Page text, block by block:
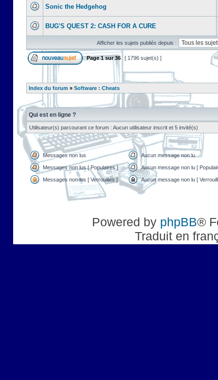
Sonic the Hedgehog
BUG'S QUEST 2: CASH FOR A CURE
Afficher les sujets publiés depuis :
Page1sur36 [ 1796 sujet(s) ]
Index du forum » Software : Cheats
Qui est en ligne ?
Utilisateur(s) parcourant ce forum : Aucun utilisateur inscrit et 5 invité(s)
Messages non lus Aucun message non lu
Messages non lus [ Populaires ] Aucun message non lu [
Messages non lus [ Verrouillés ] Aucun message non lu [
Powered by phpBB®
Traduit en